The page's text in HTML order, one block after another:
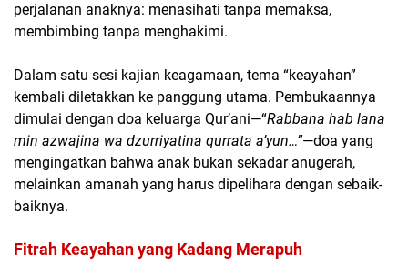
perjalanan anaknya: menasihati tanpa memaksa,
membimbing tanpa menghakimi.
Dalam satu sesi kajian keagamaan, tema “keayahan”
kembali diletakkan ke panggung utama. Pembukaannya
dimulai dengan doa keluarga Qur’ani—“Rabbana hab lana
min azwajina wa dzurriyatina qurrata a’yun…”—doa yang
mengingatkan bahwa anak bukan sekadar anugerah,
melainkan amanah yang harus dipelihara dengan sebaik-
baiknya.
Fitrah Keayahan yang Kadang Merapuh